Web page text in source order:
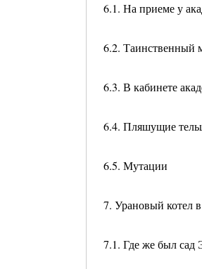
6.1. На приеме у
6.2. Таинственный
6.3. В кабинете
6.4. Пляшущие
6.5. Мутации
7. Урановый котел
7.1. Где же был сад